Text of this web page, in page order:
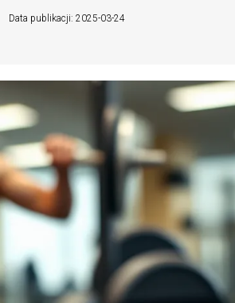
Data publikacji: 2025-03-24